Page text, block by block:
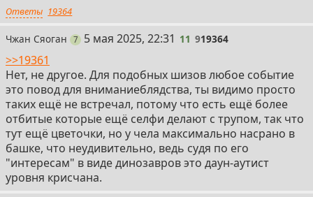
Ответы 19364
Чжан Сяоган 7постов
11
5 мая 2025, 22:31 11 919364
>>19361
Нет, не другое. Для подобных шизов любое событие
это повод для вниманиеблядства, ты видимо просто
таких ещё не встречал, потому что есть ещё более
отбитые которые ещё селфи делают с трупом, так что
тут ещё цветочки, но у чела максимально насрано в
башке, что неудивительно, ведь судя по его
"интересам" в виде динозавров это даун-аутист
уровня крисчана.